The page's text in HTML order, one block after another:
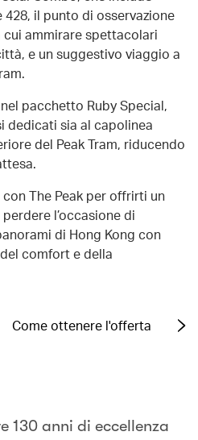
428, il punto di osservazione
ammirare spettacolari
e un suggestivo viaggio a
pacchetto Ruby Special,
dedicati sia al capolinea
del Peak Tram, riducendo
The Peak per offrirti un
l’occasione di
di Hong Kong con
del comfort e della
Come ottenere l'offerta
130 anni di eccellenza